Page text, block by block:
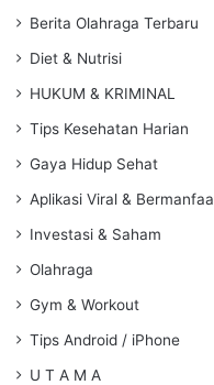
Berita Olahraga Terbaru
Diet & Nutrisi
HUKUM & KRIMINAL
Tips Kesehatan Harian
Gaya Hidup Sehat
Aplikasi Viral &
Investasi & Saham
Olahraga
Gym & Workout
Tips Android / iPhone
U T A M A